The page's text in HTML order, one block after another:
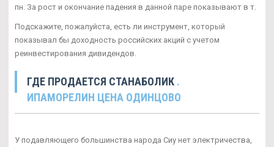
пн. За рост и окончание падения в данной паре показывают в т.
Подскажите, пожалуйста, есть ли инструмент, который
показывал бы доходность российских акций с учетом
реинвестирования дивидендов.
ГДЕ ПРОДАЕТСЯ СТАНАБОЛИК .
ИПАМОРЕЛИН ЦЕНА ОДИНЦОВО
У подавляющего большинства народа Сиу нет электричества,